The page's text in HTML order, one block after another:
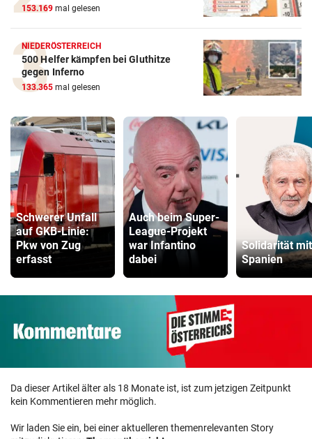
153.169 mal gelesen
NIEDERÖSTERREICH
500 Helfer kämpfen bei Gluthitze
gegen Inferno
133.365 mal gelesen
Schwerer Unfall
auf GKB-Linie:
Pkw von Zug
erfasst
Auch beim Super-
League-Projekt
war Infantino
dabei
Solidarität mit
Spanien
Da dieser Artikel älter als 18 Monate ist, ist zum jetzigen Zeitpunkt
kein Kommentieren mehr möglich.
Wir laden Sie ein, bei einer aktuelleren themenrelevanten Story